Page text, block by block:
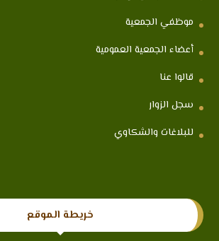
موظفي الجمعية
أعضاء الجمعية العمومية
قالوا عنا
سجل الزوار
للبلاغات والشكاوي
خريطة الموقع